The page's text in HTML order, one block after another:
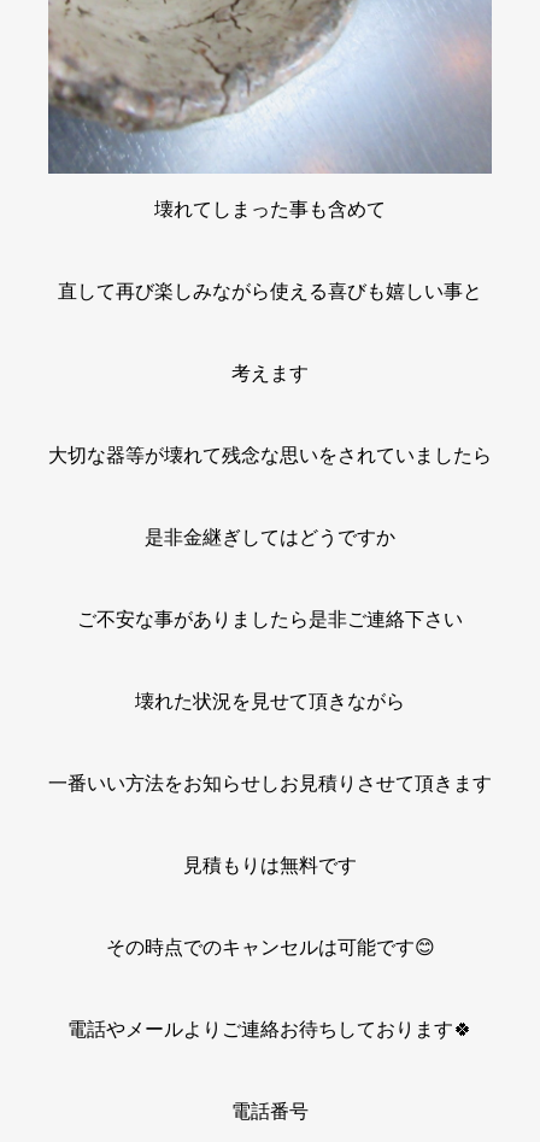
壊れてしまった事も含めて
直して再び楽しみながら使える喜びも嬉しい事と
考えます
大切な器等が壊れて残念な思いをされていましたら
是非金継ぎしてはどうですか
ご不安な事がありましたら是非ご連絡下さい
壊れた状況を見せて頂きながら
一番いい方法をお知らせしお見積りさせて頂きます
見積もりは無料です
その時点でのキャンセルは可能です😊
電話やメールよりご連絡お待ちしております🍀
電話番号